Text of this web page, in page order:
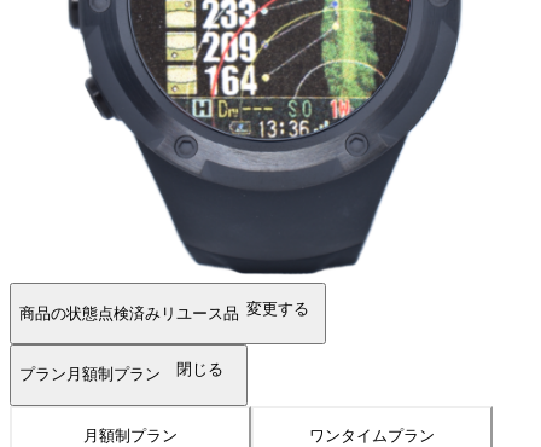
商品の状態点検済みリユース品 変更する
プラン 月額制プラン 閉じる
月額制プラン ワンタイムプラン